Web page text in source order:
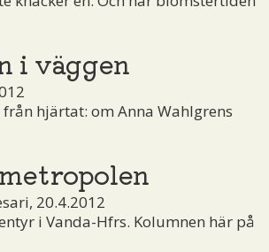
i väggen
hjärtat: om Anna Wahlgrens
20.4.2012
i Vanda-Hfrs. Kolumnen här på